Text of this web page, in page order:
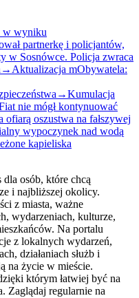
w wyniku
partnerkę i policjantów,
w Sosnówce. Policja zwraca
→ Aktualizacja mObywatela:
→Kumulacja
nie mógł kontynuować
ofiarą oszustwa na fałszywej
wypoczynek nad wodą
kąpieliska
osób, które chcą
i najbliższej okolicy.
z miasta, ważne
wydarzeniach, kulturze,
Na portalu
z lokalnych wydarzeń,
działaniach służb i
na życie w mieście.
którym łatwiej być na
Zaglądaj regularnie na